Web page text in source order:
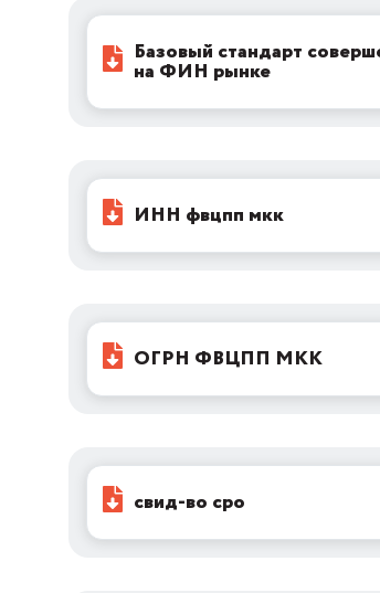
Базовый стандарт
на ФИН рынке
ИНН фвцпп мкк
ОГРН ФВЦПП МКК
свид-во сро